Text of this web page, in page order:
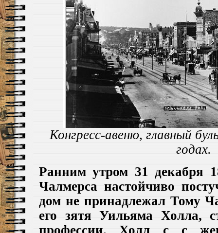
Конгресс-авеню, главный
годах.
Ранним утром 31 декабря
Чалмерса настойчиво
дом не принадлежал Тому
его зятя Уильяма Холла,
профессии. Холл с с